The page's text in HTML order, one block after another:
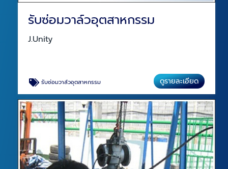
รับซ่อมวาล์วอุตสาหกรรม
J.Unity
รับซ่อมวาล์วอุตสาหกรรม ดูรายละเอียด